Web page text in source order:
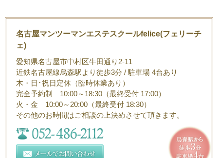
名古屋マンツーマンエステスクールfelice(フェリーチ
ェ)
愛知県名古屋市中村区牛田通り2-11
近鉄名古屋線烏森駅より徒歩3分 / 駐車場 4台あり
木・日･祝日定休（臨時休業あり）
完全予約制 10:00～18:30（最終受付 17:00）
火・金 10:00～20:00（最終受付 18:30）
その他のお時間はご相談の上決めさせて頂きます。